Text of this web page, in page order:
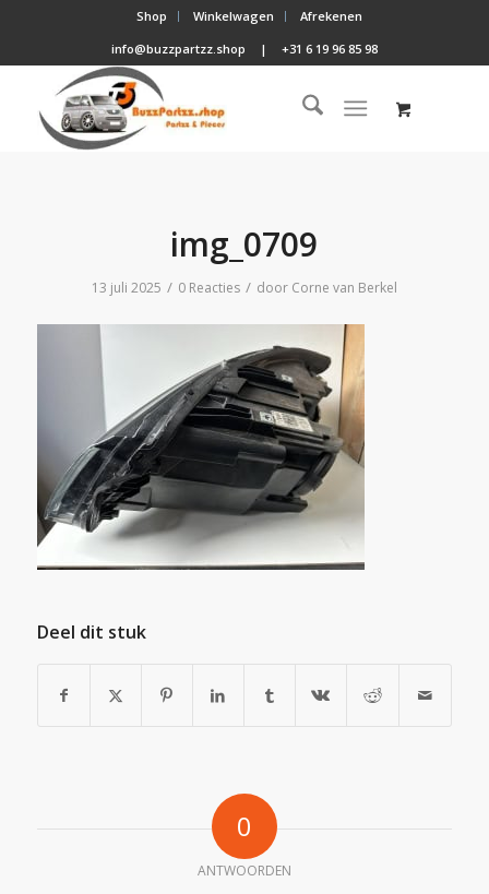
Shop Winkelwagen
Afrekenen
info@buzzpartzz.shop
| +31 6 19 96 85 98
img_0709
13 juli 2025 / 0 Reacties / door Corne van Berkel
Deel dit stuk
0
ANTWOORDEN